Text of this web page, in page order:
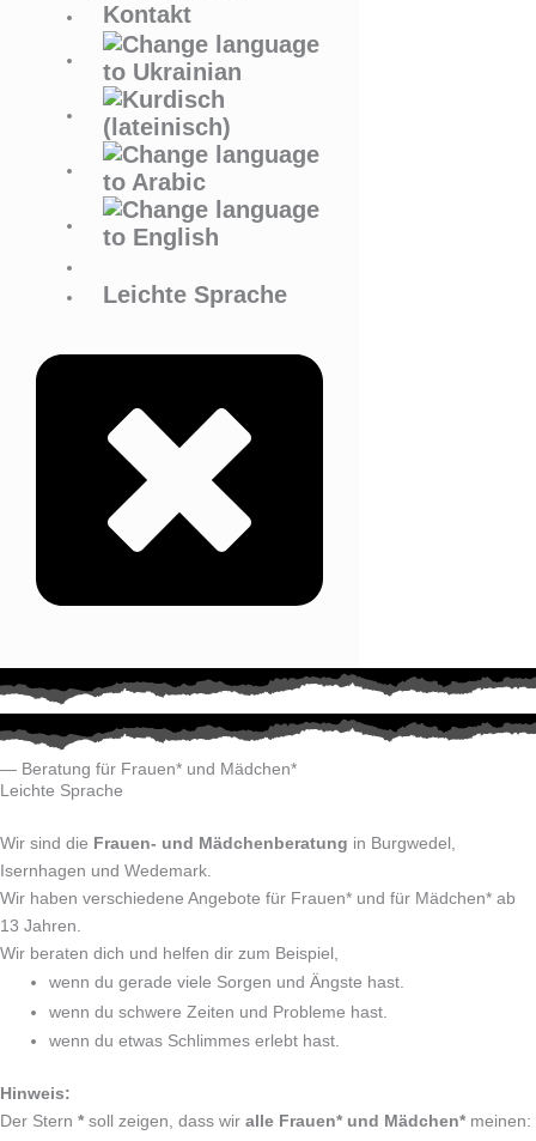
Kontakt
Leichte Sprache
— Beratung für Frauen* und Mädchen*
Leichte Sprache
Wir sind die Frauen- und Mädchenberatung in Burgwedel,
Isernhagen und Wedemark.
Wir haben verschiedene Angebote für Frauen* und für Mädchen* ab
13 Jahren.
Wir beraten dich und helfen dir zum Beispiel,
wenn du gerade viele Sorgen und Ängste hast.
wenn du schwere Zeiten und Probleme hast.
wenn du etwas Schlimmes erlebt hast.
Hinweis:
Der Stern * soll zeigen, dass wir alle Frauen* und Mädchen* meinen: